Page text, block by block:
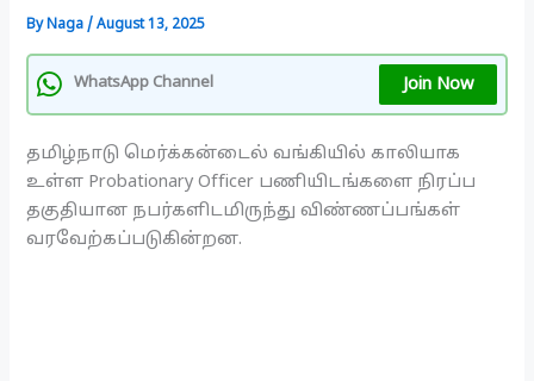
ByNaga/August 13, 2025
WhatsApp Channel Join Now
தமிழ்நாடுமெர்க்கன்டைல்​​வங்கியில் காலியாக
உள்ள Probationary Officer பணியிடங்களை நிரப்ப
தகுதியான நபர்களிடமிருந்து விண்ணப்பங்கள்
வரவேற்கப்படுகின்றன.